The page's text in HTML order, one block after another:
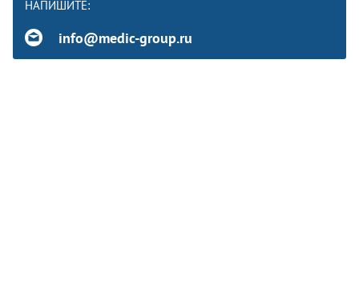
НАПИШИТЕ:
info@medic-group.ru